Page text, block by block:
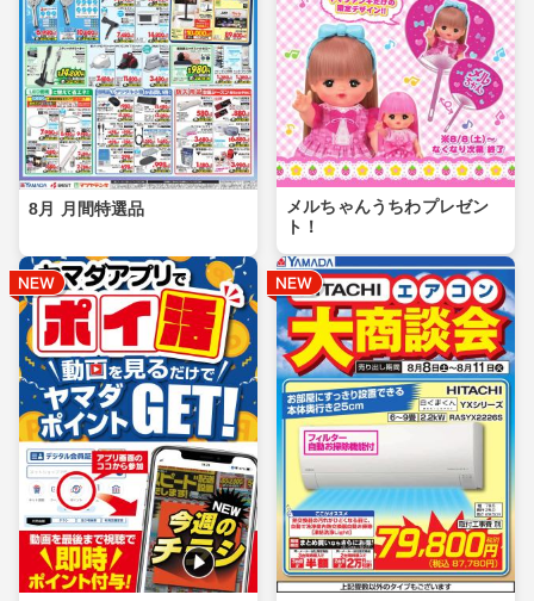
8月 月間特選品
メルちゃんうちわプレゼン
ト！